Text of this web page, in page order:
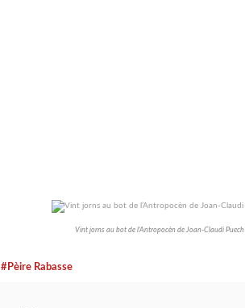
Vint jorns au bot de l’Antropocèn de Joan-Claudi Puech
#Pèire Rabasse